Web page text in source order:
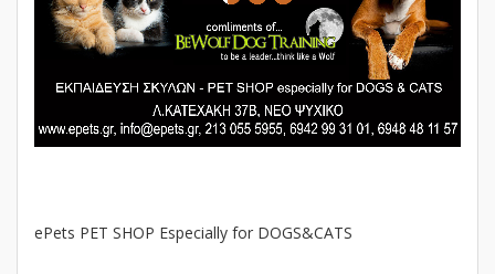
ePets PET SHOP Especially for DOGS&CATS